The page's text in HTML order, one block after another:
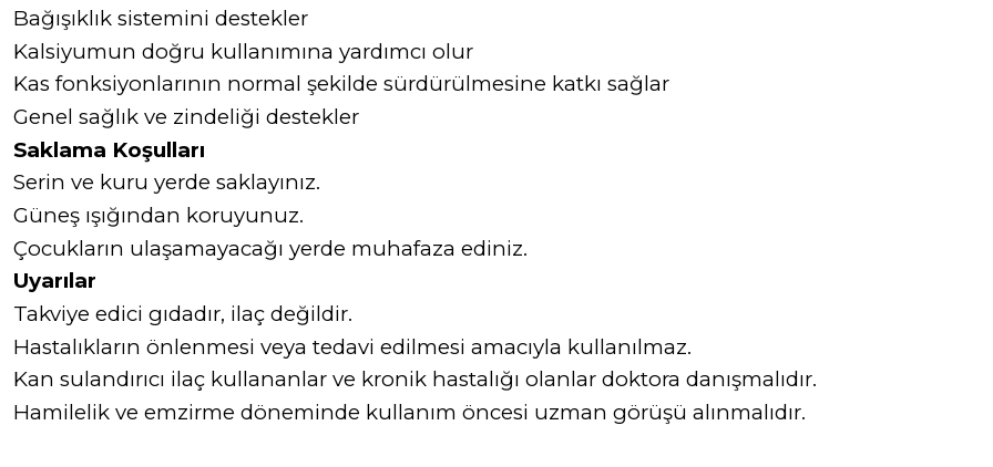
Bağışıklık sistemini destekler
Kalsiyumun doğru kullanımına yardımcı olur
Kas fonksiyonlarının normal şekilde sürdürülmesine katkı sağlar
Genel sağlık ve zindeliği destekler
Saklama Koşulları
Serin ve kuru yerde saklayınız.
Güneş ışığından koruyunuz.
Çocukların ulaşamayacağı yerde muhafaza ediniz.
Uyarılar
Takviye edici gıdadır, ilaç değildir.
Hastalıkların önlenmesi veya tedavi edilmesi amacıyla kullanılmaz.
Kan sulandırıcı ilaç kullananlar ve kronik hastalığı olanlar doktora danışmalıdır.
Hamilelik ve emzirme döneminde kullanım öncesi uzman görüşü alınmalıdır.